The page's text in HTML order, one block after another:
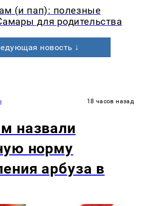
(и пап): полезные
для родительства
новость ↓
18 часов назад
назвали
норму
арбуза в